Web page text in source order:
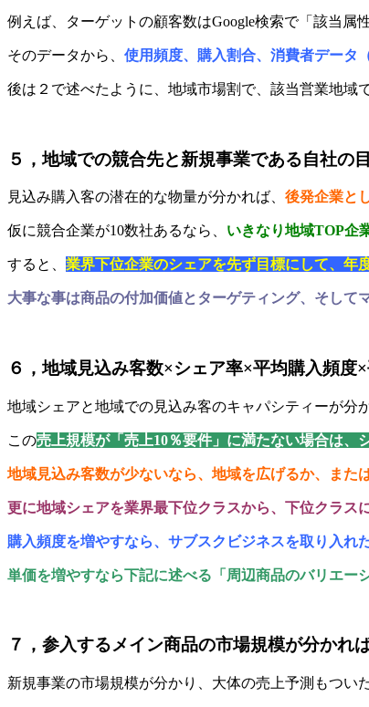
例えば、ターゲットの顧客数はGoogle検索で「該当属
そのデータから、 使用頻度、購入割合、消費者デー
後は２で述べたように、地域市場割で、該当営業地域
５，地域での競合先と新規事業である自社の
見込み購入客の潜在的な物量が分かれば、 後発企業と
仮に競合企業が10数社あるなら、 いきなり地域TOP企
すると、 業界下位企業のシェアを先ず目標にして、年
大事な事は商品の付加価値とターゲティング、そし
６，地域見込み客数×シェア率×平均購入頻度
地域シェアと地域での見込み客のキャパシティーが分
この売上規模が「売上10％要件」に満たない場合は、
地域見込み客数が少ないなら、地域を広げるか、また
更に地域シェアを業界最下位クラスから、下位クラス
購入頻度を増やすなら、サブスクビジネスを取り入
単価を増やすなら下記に述べる「周辺商品のバリエー
７，参入するメイン商品の市場規模が分かれ
新規事業の市場規模が分かり、大体の売上予測もつい